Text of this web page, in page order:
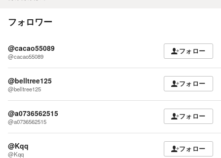
フォロワー
@cacao55089
@cacao55089
フォロー
@belltree125
@belltree125
フォロー
@a0736562515
@a0736562515
フォロー
@Kqq
@Kqq
フォロー